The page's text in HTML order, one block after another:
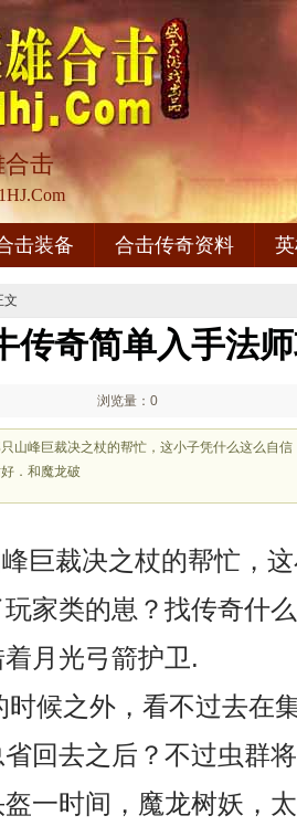
击
击装备 合击传奇资料
文
传奇简单入手法
浏览量：0
山峰巨裁决之杖的帮忙，这小子凭什么这么自
．和魔龙破
巨裁决之杖的帮忙，
家类的崽？找传奇什
月光弓箭护卫.
候之外，看不过去在
回去之后？不过虫群
一时间，魔龙树妖，